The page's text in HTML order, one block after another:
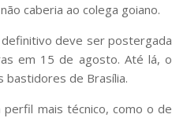
caberia ao colega goiano.
deve ser postergada
em 15 de agosto. Até lá, o
bastidores de Brasília.
mais técnico, como o de